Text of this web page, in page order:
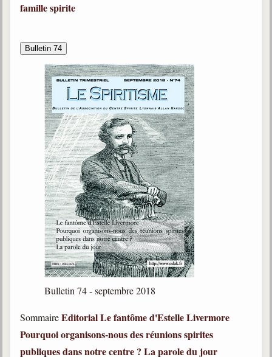
famille spirite
Bulletin 74
Bulletin 74 - septembre 2018
SommaireEditorialLe fantôme d'Estelle Livermore
Pourquoi organisons-nous des réunions spirites
publiques dans notre centre ? La parole du jour